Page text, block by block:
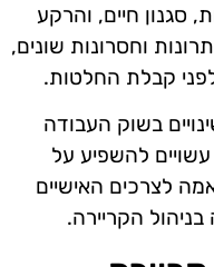
סגנון חיים, והרקע
וחסרונות שונים,
קבלת החלטות.
בשוק העבודה
להשפיע על
לצרכים האישיים
הקריירה.